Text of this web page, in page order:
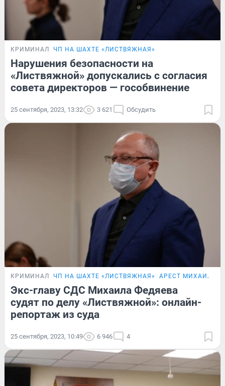
КРИМИНАЛ ЧП НА ШАХТЕ «ЛИСТВЯЖНАЯ»
Нарушения безопасности на
«Листвяжной» допускались с согласия
совета директоров — гособвинение
25 сентября, 2023, 13:32 3 621 Обсудить
КРИМИНАЛ ЧП НА ШАХТЕ «ЛИСТВЯЖНАЯ» АРЕСТ МИХАИЛА
Экс-главу СДС Михаила Федяева
судят по делу «Листвяжной»: онлайн-
репортаж из суда
25 сентября, 2023, 10:49 6 946 4